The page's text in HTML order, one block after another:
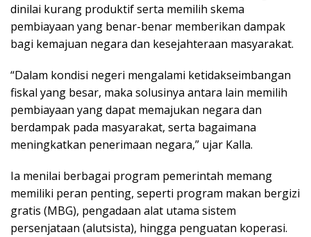
dinilai kurang produktif serta memilih skema
pembiayaan yang benar-benar memberikan dampak
bagi kemajuan negara dan kesejahteraan masyarakat.
“Dalam kondisi negeri mengalami ketidakseimbangan
fiskal yang besar, maka solusinya antara lain memilih
pembiayaan yang dapat memajukan negara dan
berdampak pada masyarakat, serta bagaimana
meningkatkan penerimaan negara,” ujar Kalla.
Ia menilai berbagai program pemerintah memang
memiliki peran penting, seperti program makan bergizi
gratis (MBG), pengadaan alat utama sistem
persenjataan (alutsista), hingga penguatan koperasi.